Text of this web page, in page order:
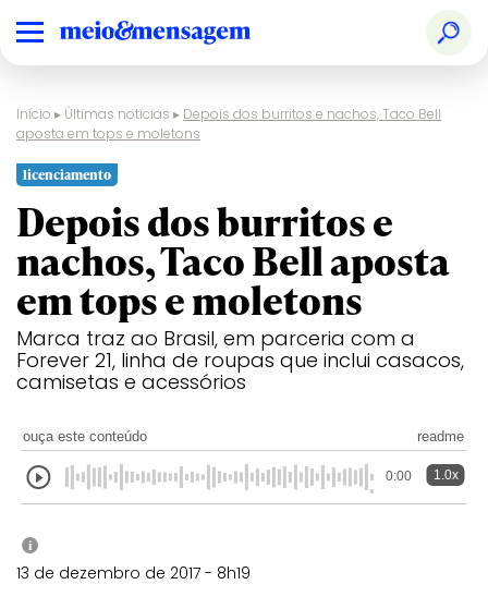
Início ▸ Últimas notícias ▸ Depois dos burritos e nachos, Taco Bell
aposta em tops e moletons
licenciamento
Depois dos burritos e
nachos, Taco Bell aposta
em tops e moletons
Marca traz ao Brasil, em parceria com a
Forever 21, linha de roupas que inclui casacos,
camisetas e acessórios
ouça este conteúdo readme
0:00 1.0x
i
13 de dezembro de 2017 - 8h19